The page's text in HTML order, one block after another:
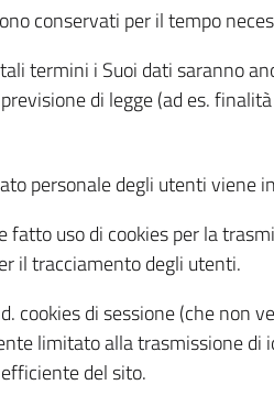
conservati per il tempo
termini i Suoi dati saranno
di legge (ad es.
personale degli utenti viene
fatto uso di cookies per la
il tracciamento degli utenti.
cookies di sessione (che
limitato alla trasmissione di
del sito.